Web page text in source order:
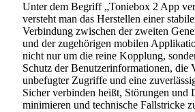
Unter dem Begriff „Toniebox 2 App
versteht man das Herstellen einer
Verbindung zwischen der zweiten
und der zugehörigen mobilen
nicht nur um die reine Kopplung,
Schutz der Benutzerinformationen, die
unbefugter Zugriffe und eine
Sicher verbinden heißt, Störungen und
minimieren und technische Fallstricke